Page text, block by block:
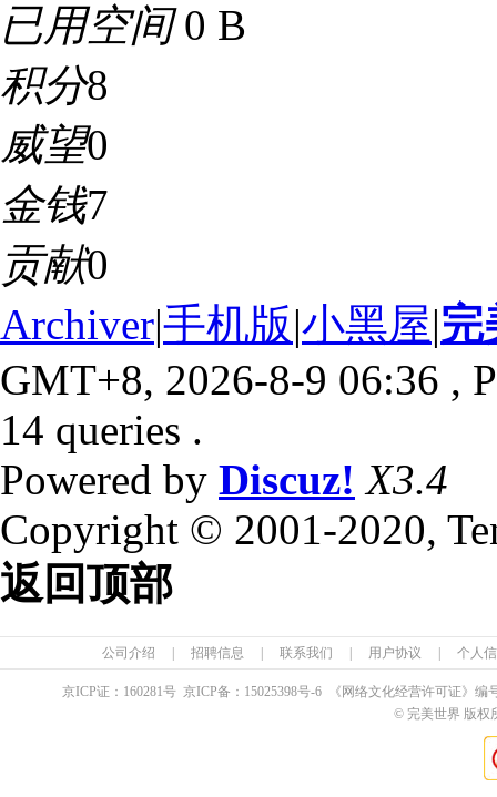
已用空间0 B
积分8
威望0
金钱7
贡献0
Archiver|手机版|小黑屋|完
GMT+8, 2026-8-9 06:36 ,
14 queries .
Powered by Discuz! X3.4
Copyright © 2001-2020,
返回顶部
公司介绍 招聘信息 联系我们 用户协议 个人
京ICP证： 160281号 京ICP备： 15025398号-6 《网络文化经营许可证》编
© 完美世界 版权